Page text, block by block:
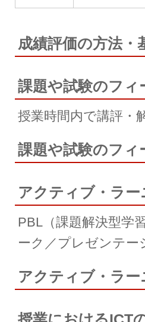
成績評価の方法・
課題や試験のフィ
授業時間内で講評・
課題や試験のフィ
アクティブ・ラ
PBL（課題解決型学
ーク／プレゼンテー
アクティブ・ラ